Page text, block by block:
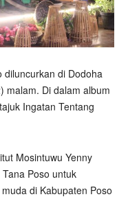
diluncurkan di Dodoha
malam. Di dalam album
Ingatan Tentang
Mosintuwu Yenny
Poso untuk
di Kabupaten Poso